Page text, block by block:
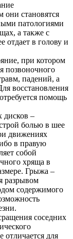
они становятся
патологиями
а также с
отдает в голову и
при котором
позвоночного
падений, а
восстановления
помощь
‒
болью в шее
движениях
в правую
собой
хряща в
Грыжа ‒
разрывом
содержимого
соседних
отличается для